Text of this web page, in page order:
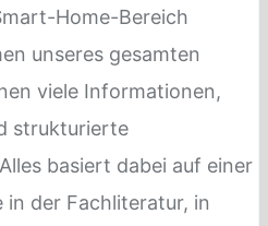
Home-Bereich
unseres gesamten
viele Informationen,
strukturierte
basiert dabei auf einer
der Fachliteratur, in